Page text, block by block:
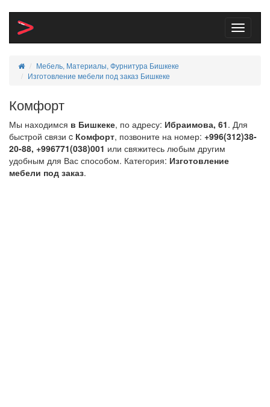
Toggle
Мебель, Материалы, Фурнитура Бишкеке
Изготовление мебели под заказ Бишкеке
Комфорт
Мы находимся в Бишкеке, по адресу: Ибраимова, 61. Для
быстрой связи c Комфорт, позвоните на номер: +996(312)38-
20-88, +996771(038)001 или свяжитесь любым другим
удобным для Вас способом. Категория: Изготовление
мебели под заказ.